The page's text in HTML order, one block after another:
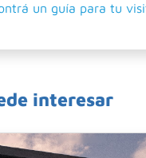
un guía para tu
interesar